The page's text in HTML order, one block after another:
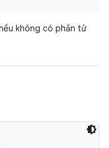
không có phần tử